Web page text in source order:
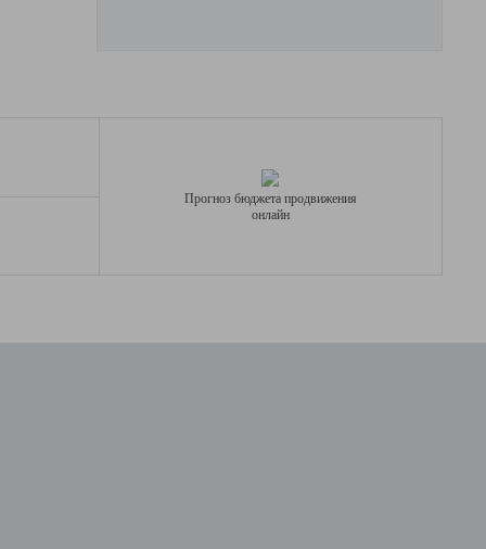
Прогноз бюджета продвижения
онлайн